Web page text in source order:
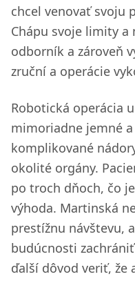
chcel venovať svoju
Chápu svoje limity a
odborník a zároveň
zruční a operácie
Robotická operácia
mimoriadne jemné
komplikované
okolité orgány.
po troch dňoch, čo
výhoda. Martinská
prestížnu návštevu,
budúcnosti
ďalší dôvod veriť, že